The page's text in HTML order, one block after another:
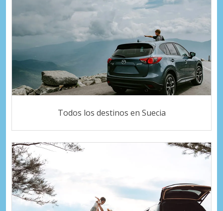
Todos los destinos en Suecia